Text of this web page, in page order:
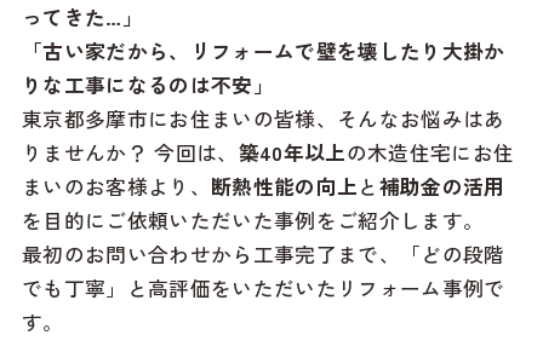
ってきた…」
「古い家だから、リフォームで壁を壊したり大掛か
りな工事になるのは不安」
東京都多摩市にお住まいの皆様、そんなお悩みはあ
りませんか？ 今回は、 築40年以上の木造住宅にお住
まいのお客様より、 断熱性能の向上と補助金の活用
を目的にご依頼いただいた事例をご紹介します。
最初のお問い合わせから工事完了まで、「どの段階
でも丁寧」と高評価をいただいたリフォーム事例で
す。